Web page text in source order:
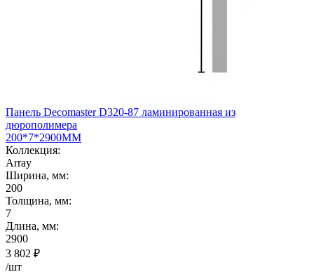
Панель Decomaster D320-87 ламинированная из
дюрополимера
200*7*2900ММ
Коллекция:
Array
Ширина, мм:
200
Толщина, мм:
7
Длина, мм:
2900
3 802 ₽
/шт